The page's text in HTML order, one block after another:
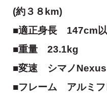
(約３８km)
■適正身長 147cm
■重量 23.1kg
■変速
シマノ
■フレーム
アルミ